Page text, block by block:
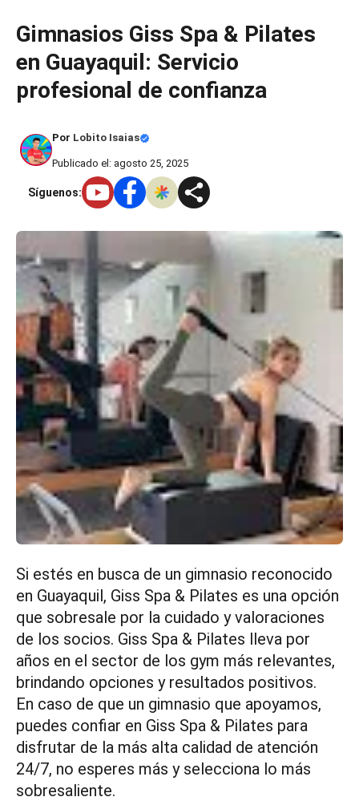
contenido
Gimnasios Giss Spa & Pilates
en Guayaquil: Servicio
profesional de confianza
Por Lobito Isaias
Publicado el: agosto 25, 2025
Síguenos:
Si estés en busca de un gimnasio reconocido
en Guayaquil, Giss Spa & Pilates es una opción
que sobresale por la cuidado y valoraciones
de los socios. Giss Spa & Pilates lleva por
años en el sector de los gym más relevantes,
brindando opciones y resultados positivos.
En caso de que un gimnasio que apoyamos,
puedes confiar en Giss Spa & Pilates para
disfrutar de la más alta calidad de atención
24/7, no esperes más y selecciona lo más
sobresaliente.